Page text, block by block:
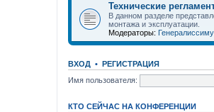
Технические
В данном разделе
монтажа и эксплуатации.
Модераторы:
ВХОД • РЕГИСТРАЦИЯ
Имя пользователя:
КТО СЕЙЧАС НА КОНФЕРЕНЦИИ